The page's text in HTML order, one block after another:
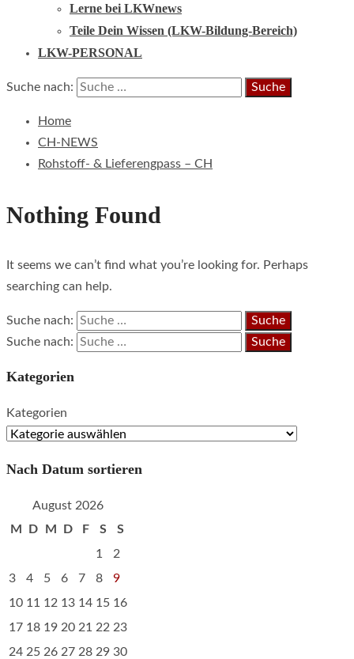
Lerne bei LKWnews
Teile Dein Wissen (LKW-Bildung-Bereich)
LKW-PERSONAL
Suche nach:
Home
CH-NEWS
Rohstoff- & Lieferengpass – CH
Nothing Found
It seems we can’t find what you’re looking for. Perhaps
searching can help.
Suche nach:
Suche nach:
Kategorien
Kategorien
Nach Datum sortieren
August 2026
M
D M D F S
S
1
2
3
4 5 6 7 8
9
10 11 12 13 14 15 16
17 18 19 20 21 22 23
24 25 26 27 28 29 30